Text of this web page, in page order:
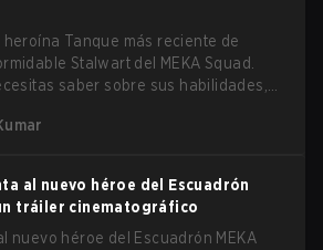
heroína Tanque más reciente de
Stalwart del MEKA Squad.
saber sobre sus habilidades,
al nuevo héroe del Escuadrón
tráiler cinematográfico
nuevo héroe del Escuadrón MEKA